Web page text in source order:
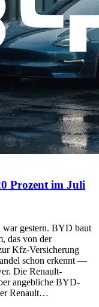
Prozent im Juli
gestern. BYD baut
das von der
Kfz-Versicherung
schon erkennt —
Die Renault-
angebliche BYD-
Renault…